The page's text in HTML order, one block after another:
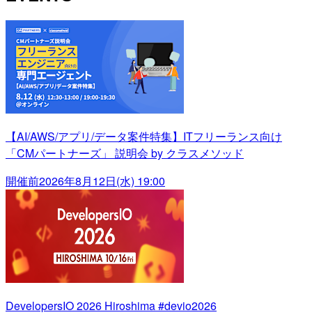
【AI/AWS/アプリ/データ案件特集】ITフリーランス向け
「CMパートナーズ」 説明会 by クラスメソッド
開催前2026年8月12日(水) 19:00
DevelopersIO 2026 Hiroshima #devio2026